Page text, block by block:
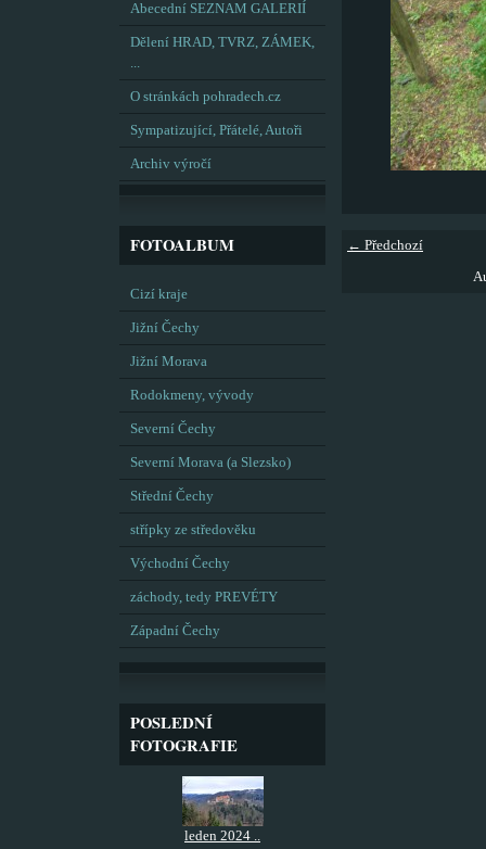
Abecední SEZNAM GALERIÍ
Dělení HRAD, TVRZ, ZÁMEK,
...
O stránkách pohradech.cz
Sympatizující, Přátelé, Autoři
Archiv výročí
FOTOALBUM
Cizí kraje
Jižní Čechy
Jižní Morava
Rodokmeny, vývody
Severní Čechy
Severní Morava (a Slezsko)
Střední Čechy
střípky ze středověku
Východní Čechy
záchody, tedy PREVÉTY
Západní Čechy
POSLEDNÍ
FOTOGRAFIE
leden 2024 ..
← Předchozí